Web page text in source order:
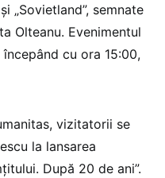
„Sovietland”, semnate
Olteanu. Evenimentul
cu ora 15:00,
vizitatorii se
la lansarea
După 20 de ani”.